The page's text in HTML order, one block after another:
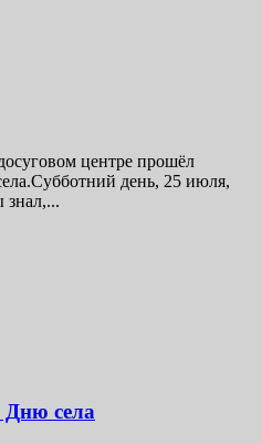
центре прошёл
день, 25 июля,
знал,...
Дню села